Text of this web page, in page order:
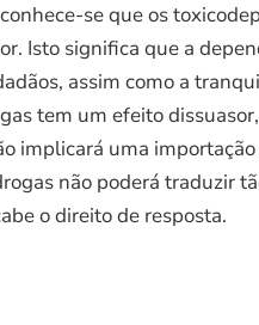
se que os
Isto significa que a
assim como a
tem um efeito
implicará uma
não poderá traduzir
o direito de resposta.